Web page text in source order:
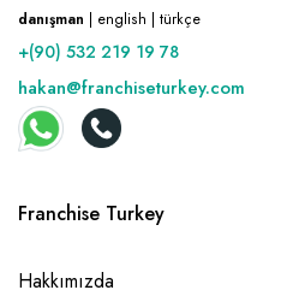
danışman | english | türkçe
+(90) 532 219 19 78
hakan@franchiseturkey.com
Franchise Turkey
Hakkımızda